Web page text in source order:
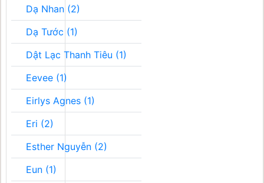
Dạ Nhan (2)
Dạ Tước (1)
Dật Lạc Thanh Tiêu (1)
Eevee (1)
Eirlys Agnes (1)
Eri (2)
Esther Nguyễn (2)
Eun (1)